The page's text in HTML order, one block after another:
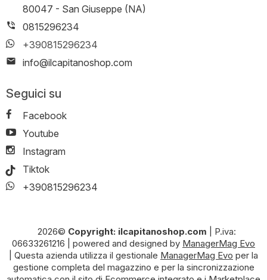
-
80047 - San Giuseppe (NA)
0815296234
+390815296234
info@ilcapitanoshop.com
Seguici su
Facebook
Youtube
Instagram
Tiktok
+390815296234
2026© Copyright: ilcapitanoshop.com
P.iva:
06633261216
powered and designed by ManagerMag Evo
| Questa azienda utilizza il gestionale ManagerMag Evo per la
gestione completa del magazzino e per la sincronizzazione